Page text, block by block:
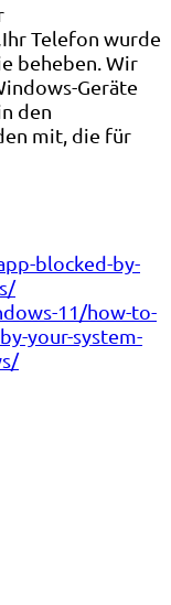
Telefon wurde
beheben. Wir
Geräte
den
mit, die für
blocked-by-
11/how-to-
your-system-